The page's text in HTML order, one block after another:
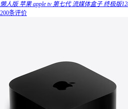
懒人版 苹果 apple tv 第七代 流媒体盒子 终极版
200条评价